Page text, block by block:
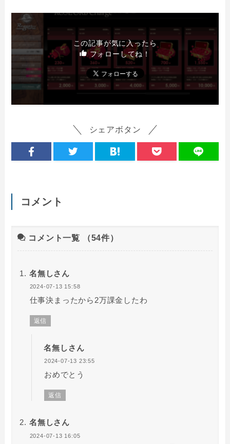
この記事が気に入ったら
フォローしてね！
シェアボタン
コメント
コメント一覧 （54件）
名無しさん
2024-07-13 15:58
仕事決まったから2万課金したわ
返信
名無しさん
2024-07-13 23:55
おめでとう
返信
名無しさん
2024-07-13 16:05